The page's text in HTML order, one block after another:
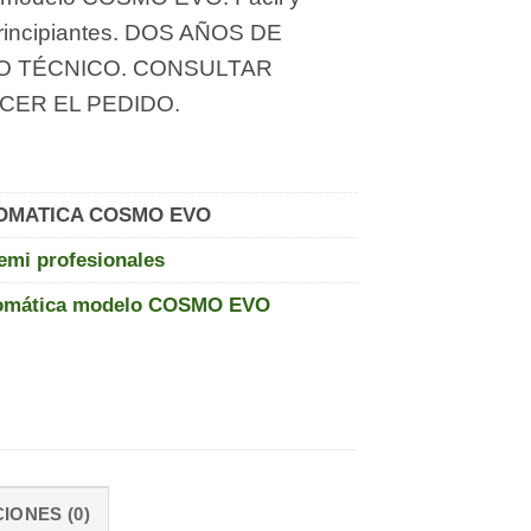
DOS AÑOS DE
TÉCNICO. CONSULTAR
EL PEDIDO.
COSMO EVO
profesionales
modelo COSMO EVO
(0)